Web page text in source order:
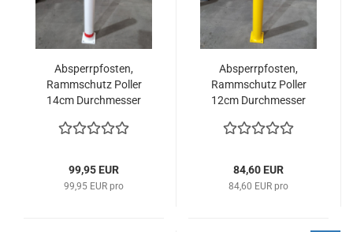
Absperrpfosten,
Rammschutz Poller
14cm Durchmesser
99,95 EUR
99,95 EUR pro
Absperrpfosten,
Rammschutz Poller
12cm Durchmesser
84,60 EUR
84,60 EUR pro